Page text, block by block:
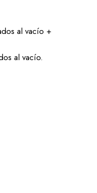
al vacío +
al vacío.